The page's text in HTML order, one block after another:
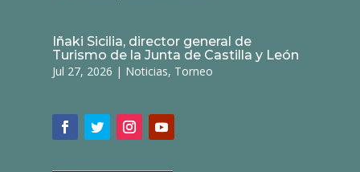
Iñaki Sicilia, director general de
Turismo de la Junta de Castilla y León
Jul 27, 2026 | Noticias, Torneo